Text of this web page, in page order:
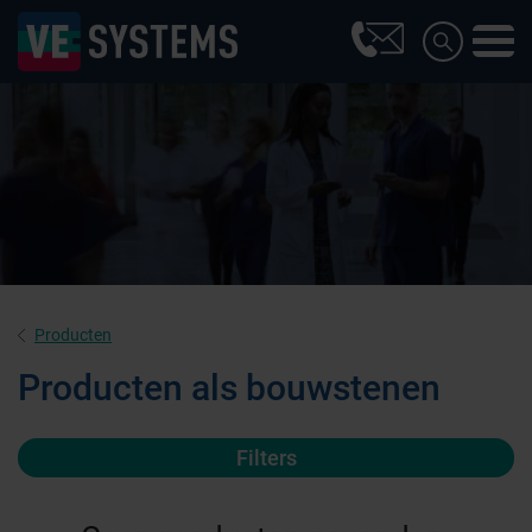
Producten
Producten als bouwstenen
Filters